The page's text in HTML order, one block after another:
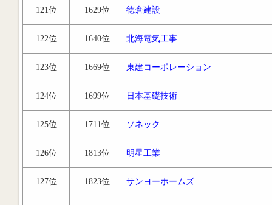
121位 1629位 徳倉建設
122位 1640位 北海電気工事
123位 1669位 東建コーポレーション
124位 1699位 日本基礎技術
125位 1711位 ソネック
126位 1813位 明星工業
127位 1823位 サンヨーホームズ